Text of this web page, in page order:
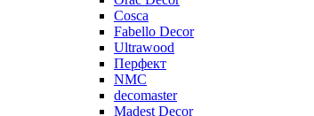
Cosca
Fabello Decor
Ultrawood
Перфект
NMC
decomaster
Madest Decor